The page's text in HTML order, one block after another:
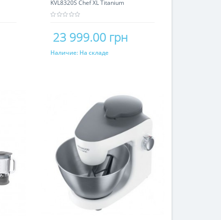
KVL8320S Chef XL Titanium
23 999.00 грн
Купить
Наличие: На складе